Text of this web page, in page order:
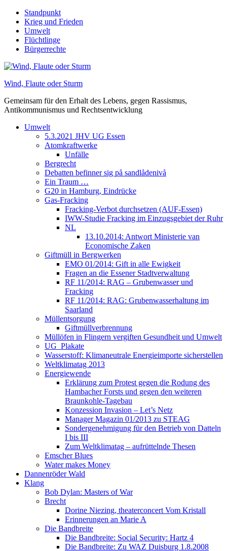
Skip
content
Standpunkt
Krieg und Frieden
Umwelt
Flüchtlinge
Bürgerrechte
Wind, Flaute oder Sturm
Gemeinsam für den Erhalt des Lebens, gegen Rassismus,
Antikommunismus und Rechtsentwicklung
Umwelt
5.3.2021 JHV UG Essen
Atomkraftwerke
Unfälle
Bergrecht
Debatten befinner sig på sandlådenivå
Ein Traum …
G20 in Hamburg, Eindrücke
Gas-Fracking
Fracking-Verbot durchsetzen (AUF-Essen)
IWW-Studie Fracking im Einzugsgebiet der Ruhr
NL
13.10.2014: Antwort Ministerie van
Economische Zaken
Giftmüll in Bergwerken
EMO 01/2014: Gift in alle Ewigkeit
Fragen an die Essener Stadtverwaltung
RF 11/2014: RAG – Grubenwasser und
Fracking
RF 11/2014: RAG: Grubenwasserhaltung im
Saarland
Müllentsorgung
Giftmüllverbrennung
Müllöfen in Flingern vergiften Gesundheit und Umwelt
UG_Plakate
Wasserstoff: Klimaneutrale Energieimporte sicherstellen
Weltklimatag 2013
Energiewende
Erklärung zum Protest gegen die Rodung des
Hambacher Forsts und gegen den weiteren
Braunkohle-Tagebau
Konzession Invasion – Let’s Netz
Manager Magazin 01/2013 zu STEAG
Sondergenehmigung für den Betrieb von Datteln
I bis III
Zum Weltklimatag – aufrüttelnde Thesen
Emscher Blues
Water makes Money
Dannenröder Wald
Klang
Bob Dylan: Masters of War
Brecht
Dorine Niezing, theaterconcert Vom Kristall
Erinnerungen an Marie A
Die Bandbreite
Die Bandbreite: Social Security: Hartz 4
Die Bandbreite: Zu WAZ Duisburg 1.8.2008